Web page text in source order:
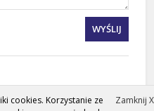
WYŚLIJ
Zamknij X
cookies. Korzystanie ze